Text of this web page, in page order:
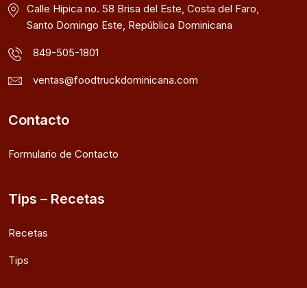
Calle Hípica no. 58 Brisa del Este, Costa del Faro,
Santo Domingo Este, República Dominicana
849-505-1801
ventas@foodtruckdominicana.com
Contacto
Formulario de Contacto
Tips – Recetas
Recetas
Tips